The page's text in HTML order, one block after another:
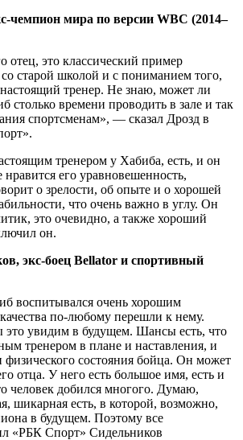
чемпион мира по версии WBC (2014–
отец, это классический пример
со старой школой и с пониманием того,
тренер. Не знаю, может ли
столько времени проводить в зале и так
спортсменам», — сказал Дрозд в
тренером у Хабиба, есть, и он
его уравновешенность,
о зрелости, об опыте и о хорошей
что очень важно в углу. Он
это очевидно, а также хороший
он.
экс-боец Bellator и спортивный
воспитывался очень хорошим
по-любому перешли к нему.
это увидим в будущем. Шансы есть, что
тренером в плане и наставления, и
физического состояния бойца. Он может
отца. У него есть большое имя, есть и
человек добился многого. Думаю,
шикарная есть, в которой, возможно,
в будущем. Поэтому все
«РБК Спорт» Сидельников